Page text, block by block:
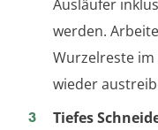
Ausläufer
werden.
Wurzelreste im
wieder
Tiefes